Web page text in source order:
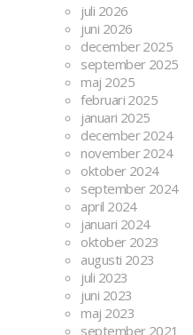
juli 2026
juni 2026
december 2025
september 2025
maj 2025
februari 2025
januari 2025
december 2024
november 2024
oktober 2024
september 2024
april 2024
januari 2024
oktober 2023
augusti 2023
juli 2023
juni 2023
maj 2023
september 2021